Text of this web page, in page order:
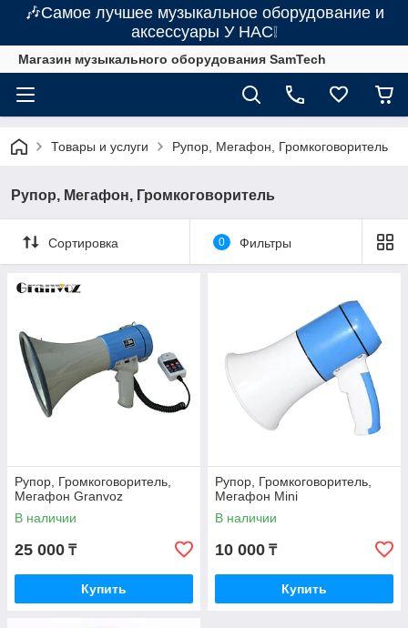
🎶Самое лучшее музыкальное оборудование и
аксессуары У НАС❕
Магазин музыкального оборудования SamTech
Товары и услуги Рупор, Мегафон, Громкоговоритель
Рупор, Мегафон, Громкоговоритель
Сортировка 0 Фильтры
Рупор, Громкоговоритель,
Мегафон Granvoz
В наличии
25 000 ₸
Купить
Рупор, Громкоговоритель,
Мегафон Mini
В наличии
10 000 ₸
Купить